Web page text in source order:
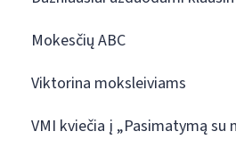
Mokesčių ABC
Viktorina moksleiviams
VMI kviečia į „Pasimatymą su